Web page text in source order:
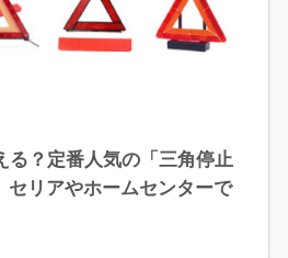
る？定番人気の「三角停止
セリアやホームセンターで